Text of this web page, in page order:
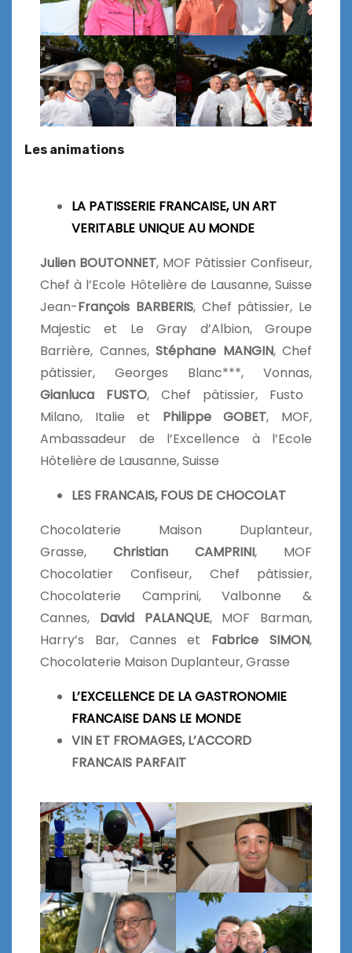
Les animations
LA PATISSERIE FRANCAISE, UN ART
VERITABLE UNIQUE AU MONDE
Julien BOUTONNET, MOF Pâtissier Confiseur,
Chef à l’Ecole Hôtelière de Lausanne, Suisse
Jean-François BARBERIS, Chef pâtissier, Le
Majestic et Le Gray d’Albion, Groupe
Barrière, Cannes, Stéphane MANGIN, Chef
pâtissier, Georges Blanc***, Vonnas,
Gianluca FUSTO, Chef pâtissier, Fusto
Milano, Italie et Philippe GOBET, MOF,
Ambassadeur de l’Excellence à l’Ecole
Hôtelière de Lausanne, Suisse
LES FRANCAIS, FOUS DE CHOCOLAT
Chocolaterie Maison Duplanteur,
Grasse, Christian CAMPRINI, MOF
Chocolatier Confiseur, Chef pâtissier,
Chocolaterie Camprini, Valbonne &
Cannes, David PALANQUE, MOF Barman,
Harry’s Bar, Cannes et Fabrice SIMON,
Chocolaterie Maison Duplanteur, Grasse
L’EXCELLENCE DE LA GASTRONOMIE
FRANCAISE DANS LE MONDE
VIN ET FROMAGES, L’ACCORD
FRANCAIS PARFAIT